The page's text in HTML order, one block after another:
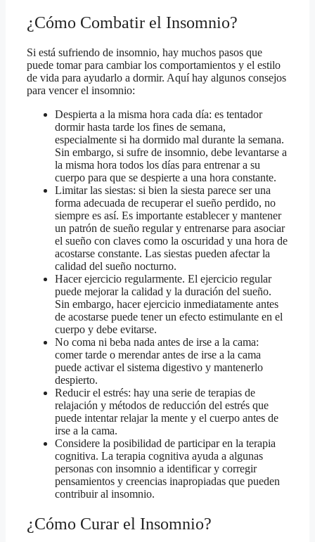
¿Cómo Combatir el Insomnio?
Si está sufriendo de insomnio, hay muchos pasos que
puede tomar para cambiar los comportamientos y el estilo
de vida para ayudarlo a dormir. Aquí hay algunos consejos
para vencer el insomnio:
Despierta a la misma hora cada día: es tentador
dormir hasta tarde los fines de semana,
especialmente si ha dormido mal durante la semana.
Sin embargo, si sufre de insomnio, debe levantarse a
la misma hora todos los días para entrenar a su
cuerpo para que se despierte a una hora constante.
Limitar las siestas: si bien la siesta parece ser una
forma adecuada de recuperar el sueño perdido, no
siempre es así. Es importante establecer y mantener
un patrón de sueño regular y entrenarse para asociar
el sueño con claves como la oscuridad y una hora de
acostarse constante. Las siestas pueden afectar la
calidad del sueño nocturno.
Hacer ejercicio regularmente. El ejercicio regular
puede mejorar la calidad y la duración del sueño.
Sin embargo, hacer ejercicio inmediatamente antes
de acostarse puede tener un efecto estimulante en el
cuerpo y debe evitarse.
No coma ni beba nada antes de irse a la cama:
comer tarde o merendar antes de irse a la cama
puede activar el sistema digestivo y mantenerlo
despierto.
Reducir el estrés: hay una serie de terapias de
relajación y métodos de reducción del estrés que
puede intentar relajar la mente y el cuerpo antes de
irse a la cama.
Considere la posibilidad de participar en la terapia
cognitiva. La terapia cognitiva ayuda a algunas
personas con insomnio a identificar y corregir
pensamientos y creencias inapropiadas que pueden
contribuir al insomnio.
¿Cómo Curar el Insomnio?